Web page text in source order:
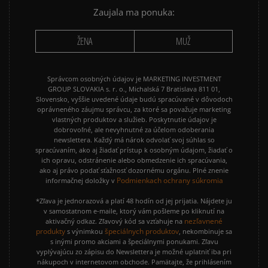
PUMA SUEDE REEBOK CLASSIC
VANS OLD SKOOL VANS SK8
Zaujala ma ponuka:
ŽENA MUŽ
Správcom osobných údajov je MARKETING INVESTMENT
GROUP SLOVAKIA s. r. o., Michalská 7 Bratislava 811 01,
Slovensko, vyššie uvedené údaje budú spracúvané v dôvodoch
oprávneného záujmu správcu, za ktoré sa považuje marketing
vlastných produktov a služieb. Poskytnutie údajov je
dobrovoľné, ale nevyhnutné za účelom odoberania
newslettera. Každý má nárok odvolať svoj súhlas so
spracúvaním, ako aj žiadať prístup k osobným údajom, žiadať o
ich opravu, odstránenie alebo obmedzenie ich spracúvania,
ako aj právo podať sťažnosť dozornému orgánu. Plné znenie
informačnej doložky v Podmienkach ochrany súkromia
*Zľava je jednorazová a platí 48 hodín od jej prijatia. Nájdete ju
v samostatnom e-maile, ktorý vám pošleme po kliknutí na
aktivačný odkaz. Zľavový kód sa vzťahuje na nezľavnené
produkty s výnimkou špeciálnych produktov, nekombinuje sa
s inými promo akciami a špeciálnymi ponukami. Zľavu
vyplývajúcu zo zápisu do Newslettera je možné uplatniť iba pri
nákupoch v internetovom obchode. Pamätajte, že prihlásením